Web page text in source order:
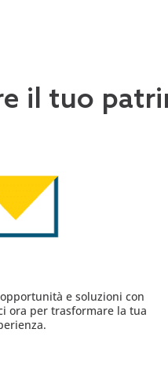
il tuo
e soluzioni con
ora per trasformare la tua